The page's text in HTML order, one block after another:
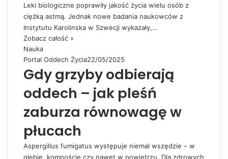
Leki biologiczne poprawiły jakość życia wielu osób z
ciężką astmą. Jednak nowe badania naukowców z
Instytutu Karolinska w Szwecji wykazały,…
Zobacz całość »
Nauka
Portal Oddech Życia22/05/2025
Gdy grzyby odbierają
oddech – jak pleśń
zaburza równowagę w
płucach
Aspergillus fumigatus występuje niemal wszędzie – w
glebie, kompoście czy nawet w powietrzu. Dla zdrowych